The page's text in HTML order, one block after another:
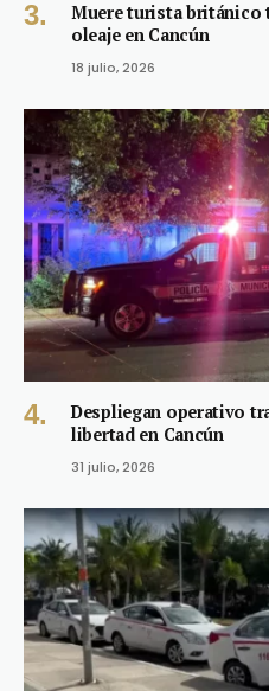
Muere turista británico
oleaje en Cancún
18 julio, 2026
Despliegan operativo
libertad en Cancún
31 julio, 2026